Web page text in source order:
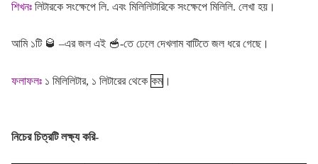
শিখনঃলিটারকে সংক্ষেপে লি. এবং মিলিলিটারিকে সংক্ষেপে মিলিলি. লেখা হয়।
আমি ১টি 🥃 –এর জল এই 🥣-তে ঢেলে দেখলাম বাটিতে জল ধরে গেছে।
ফলাফলঃ১ মিলিলিটার, ১ লিটারের থেকে কম ।
নিচের চিত্রটি লক্ষ্য করি-